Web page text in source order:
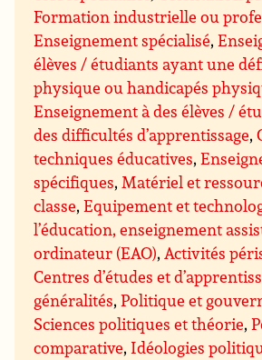
Formation industrielle ou
Enseignement spécialisé,
élèves / étudiants ayant une
physique ou handicapés
Enseignement à des élèves /
des difficultés d’apprentissage,
techniques éducatives,
spécifiques,Matériel et
classe,Equipement et
l’éducation, enseignement
ordinateur (EAO),Activités
Centres d’études et
généralités,Politique et
Sciences politiques et théorie,
comparative, Idéologies